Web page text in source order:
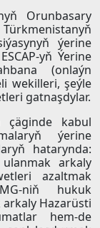
Orunbasary
ýerine
yň Ýerine
(onlaýn
wekilleri, şeýle
gatnaşdylar.
çäginde kabul
ýerine
hatarynda:
arkaly
azaltmak
niň hukuk
Hazarüsti
hem-de